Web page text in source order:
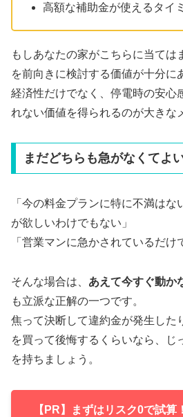
高額な補助金が使えるタイ
もしあなたの家がこちらに当ては
を前向きに検討する価値が十分に
経済性だけでなく、停電時の安心
れない価値を得られるのが大きな
まだどちらも急がなくてよ
「今の料金プランに特に不満は
が欲しいわけでもない」
「営業マンに急かされているだけ
そんな場合は、 あえて今すぐ動か
も立派な正解の一つです。
焦って決断して違約金が発生した
を買って後悔するくらいなら、じ
を持ちましょう。
【PR】まずはリスク0で試